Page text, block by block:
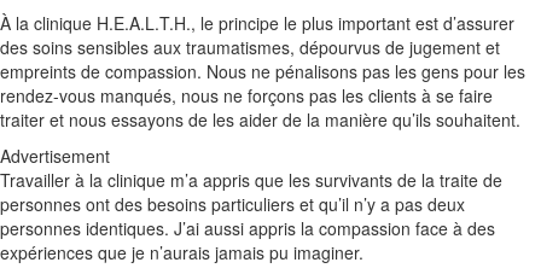
À la clinique H.E.A.L.T.H., le principe le plus important est d’assurer
des soins sensibles aux traumatismes, dépourvus de jugement et
empreints de compassion. Nous ne pénalisons pas les gens pour les
rendez-vous manqués, nous ne forçons pas les clients à se faire
traiter et nous essayons de les aider de la manière qu’ils souhaitent.
Advertisement
Travailler à la clinique m’a appris que les survivants de la traite de
personnes ont des besoins particuliers et qu’il n’y a pas deux
personnes identiques. J’ai aussi appris la compassion face à des
expériences que je n’aurais jamais pu imaginer.